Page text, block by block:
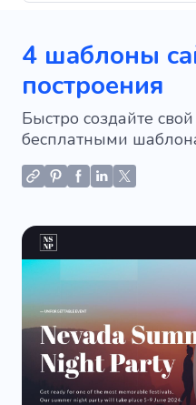
4 шаблоны
построения
Быстро создайте
бесплатными